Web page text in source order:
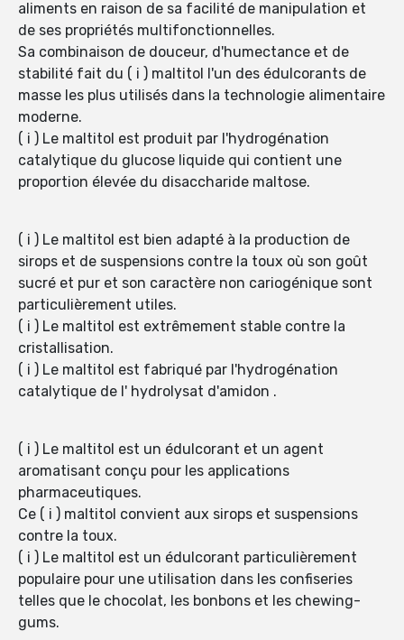
aliments en raison de sa facilité de manipulation et
de ses propriétés multifonctionnelles.
Sa combinaison de douceur, d'humectance et de
stabilité fait du ( i ) maltitol l'un des édulcorants de
masse les plus utilisés dans la technologie alimentaire
moderne.
( i ) Le maltitol est produit par l'hydrogénation
catalytique du glucose liquide qui contient une
proportion élevée du disaccharide maltose.
( i ) Le maltitol est bien adapté à la production de
sirops et de suspensions contre la toux où son goût
sucré et pur et son caractère non cariogénique sont
particulièrement utiles.
( i ) Le maltitol est extrêmement stable contre la
cristallisation.
( i ) Le maltitol est fabriqué par l'hydrogénation
catalytique de l' hydrolysat d'amidon .
( i ) Le maltitol est un édulcorant et un agent
aromatisant conçu pour les applications
pharmaceutiques.
Ce ( i ) maltitol convient aux sirops et suspensions
contre la toux.
( i ) Le maltitol est un édulcorant particulièrement
populaire pour une utilisation dans les confiseries
telles que le chocolat, les bonbons et les chewing-
gums.